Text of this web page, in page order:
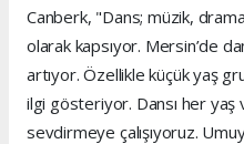
Canberk, "Dans; müzik,
olarak kapsıyor. Mersin’de
artıyor. Özellikle küçük yaş
ilgi gösteriyor. Dansı her
sevdirmeye çalışıyoruz.